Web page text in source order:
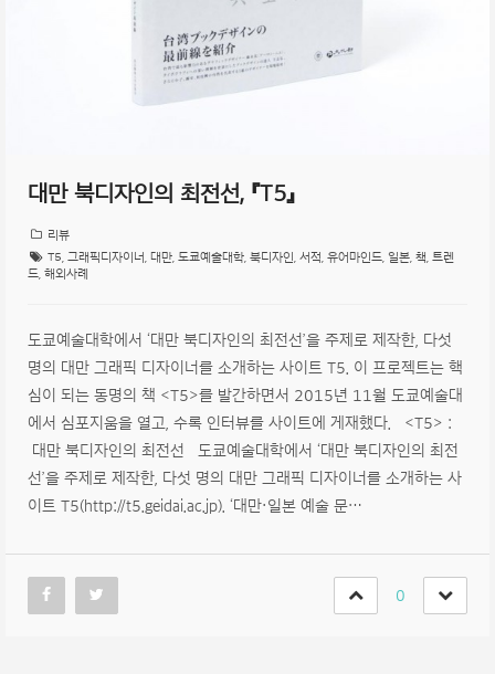
대만 북디자인의 최전선, 『T5』
리뷰
T5
그래픽디자이너 대만 도쿄예술대학 북디자인 서적 유어마인드 일본 책
트렌
드 해외사례
도쿄예술대학에서 ‘대만 북디자인의 최전선’을 주제로 제작한, 다섯
명의 대만 그래픽 디자이너를 소개하는 사이트 T5. 이 프로젝트는 핵
심이 되는 동명의 책 <T5>를 발간하면서 2015년 11월 도쿄예술대
에서 심포지움을 열고, 수록 인터뷰를 사이트에 게재했다. <T5> :
대만 북디자인의 최전선 도쿄예술대학에서 ‘대만 북디자인의 최전
선’을 주제로 제작한, 다섯 명의 대만 그래픽 디자이너를 소개하는 사
이트 T5(http://t5.geidai.ac.jp). ‘대만·일본 예술 문…
0